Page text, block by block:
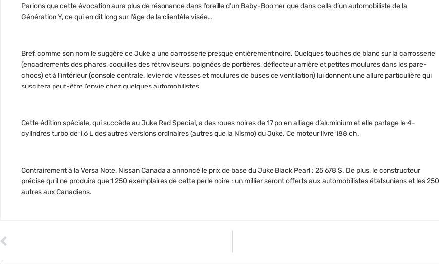
Parions que cette évocation aura plus de résonance dans l’oreille d’un Baby-Boomer que dans celle d’un automobiliste de la
Génération Y, ce qui en dit long sur l’âge de la clientèle visée…
Bref, comme son nom le suggère ce Juke a une carrosserie presque entièrement noire. Quelques touches de blanc sur la carrosserie
(encadrements des phares, coquilles des rétroviseurs, poignées de portières, déflecteur arrière et petites moulures dans les pare-
chocs) et à l’intérieur (console centrale, levier de vitesses et moulures de buses de ventilation) lui donnent une allure particulière qui
suscitera peut-être l’envie chez quelques automobilistes.
Cette édition spéciale, qui succède au Juke Red Special, a des roues noires de 17 po en alliage d’aluminium et elle partage le 4-
cylindres turbo de 1,6 L des autres versions ordinaires (autres que la Nismo) du Juke. Ce moteur livre 188 ch.
Contrairement à la Versa Note, Nissan Canada a annoncé le prix de base du Juke Black Pearl : 25 678 $. De plus, le constructeur
précise qu’il ne produira que 1 250 exemplaires de cette perle noire : un millier seront offerts aux automobilistes étatsuniens et les 250
autres aux Canadiens.